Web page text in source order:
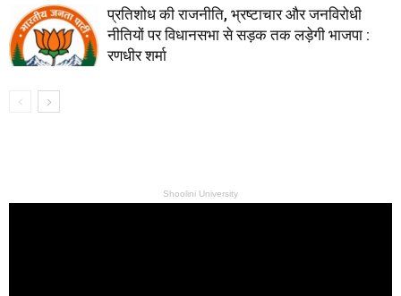
प्रतिशोध की राजनीति, भ्रष्टाचार और जनविरोधी
नीतियों पर विधानसभा से सड़क तक लड़ेगी भाजपा :
रणधीर शर्मा
Shoolini University